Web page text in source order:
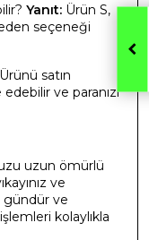
Yanıt: Ürün S,
seçeneği
Ürünü satın
ve paranızı
uzun ömürlü
ve
gündür ve
kolaylıkla